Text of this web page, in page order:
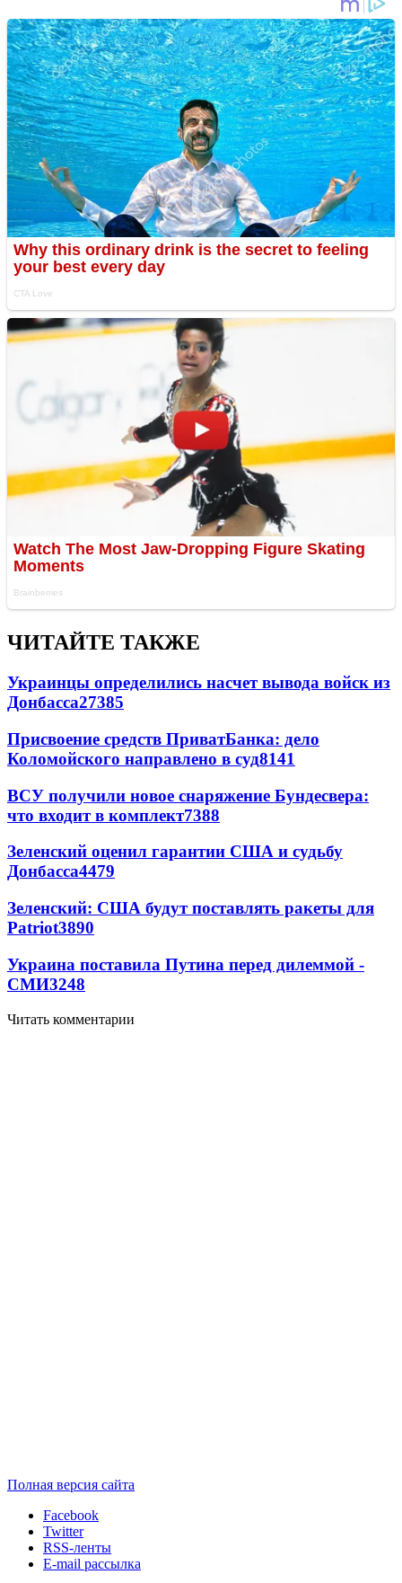
ЧИТАЙТЕ ТАКЖЕ
Украинцы определились насчет вывода войск из
Донбасса27385
Присвоение средств ПриватБанка: дело
Коломойского направлено в суд8141
ВСУ получили новое снаряжение Бундесвера:
что входит в комплект7388
Зеленский оценил гарантии США и судьбу
Донбасса4479
Зеленский: США будут поставлять ракеты для
Patriot3890
Украина поставила Путина перед дилеммой -
СМИ3248
Читать комментарии
Полная версия сайта
Facebook
Twitter
RSS-ленты
E-mail рассылка